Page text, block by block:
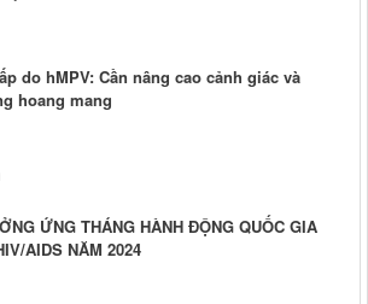
do hMPV: Cần nâng cao cảnh giác và
hoang mang
ỨNG THÁNG HÀNH ĐỘNG QUỐC GIA
AIDS NĂM 2024